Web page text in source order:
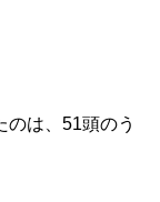
のは、51頭のう